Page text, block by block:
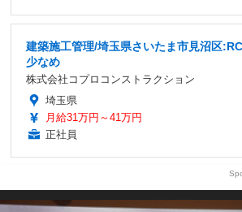
建築施工管理/埼玉県さいたま市見沼区
少なめ
株式会社コプロコンストラクション
埼玉県
月給31万円～41万円
正社員